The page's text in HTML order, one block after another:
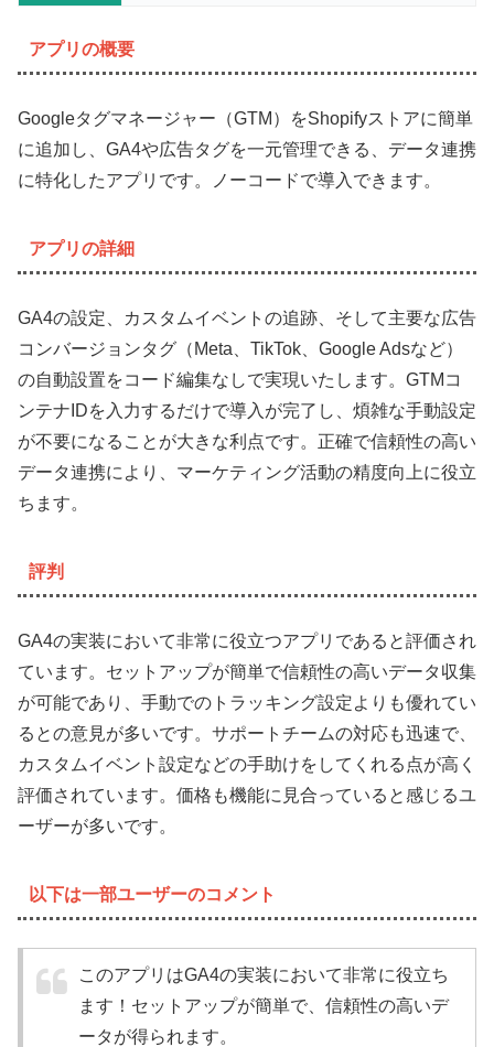
アプリの概要
Googleタグマネージャー（GTM）をShopifyストアに簡単
に追加し、GA4や広告タグを一元管理できる、データ連携
に特化したアプリです。ノーコードで導入できます。
アプリの詳細
GA4の設定、カスタムイベントの追跡、そして主要な広告
コンバージョンタグ（Meta、TikTok、Google Adsなど）
の自動設置をコード編集なしで実現いたします。GTMコ
ンテナIDを入力するだけで導入が完了し、煩雑な手動設定
が不要になることが大きな利点です。正確で信頼性の高い
データ連携により、マーケティング活動の精度向上に役立
ちます。
評判
GA4の実装において非常に役立つアプリであると評価され
ています。セットアップが簡単で信頼性の高いデータ収集
が可能であり、手動でのトラッキング設定よりも優れてい
るとの意見が多いです。サポートチームの対応も迅速で、
カスタムイベント設定などの手助けをしてくれる点が高く
評価されています。価格も機能に見合っていると感じるユ
ーザーが多いです。
以下は一部ユーザーのコメント
このアプリはGA4の実装において非常に役立ち
ます！セットアップが簡単で、信頼性の高いデ
ータが得られます。